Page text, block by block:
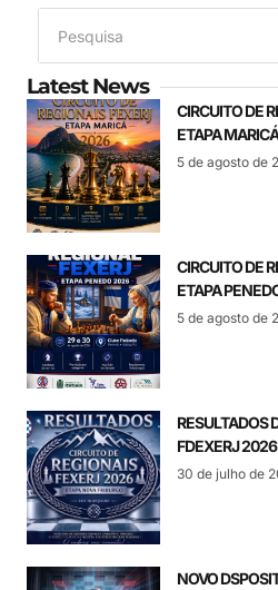
Latest News
CIRCUITO DE
ETAPA MARICÁ
5 de agosto de
CIRCUITO DE
ETAPA
5 de agosto de
RESULTADOS
FDEXERJ 2026
30 de julho de
NOVO